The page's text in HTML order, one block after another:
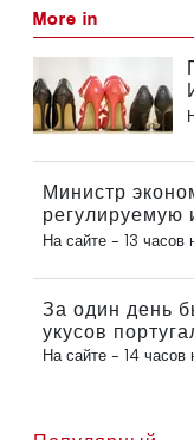
More in
Министр
регулируемую
иммигрантам
На сайте - 13 часов
За один день
укусов
На сайте - 14 часов